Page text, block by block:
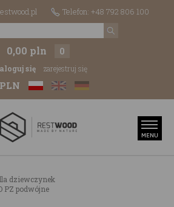
Telefon: +48 792 806 100
0,00 pln 0
się zarejestruj się
PLN
dziewczynek
PZ podwójne